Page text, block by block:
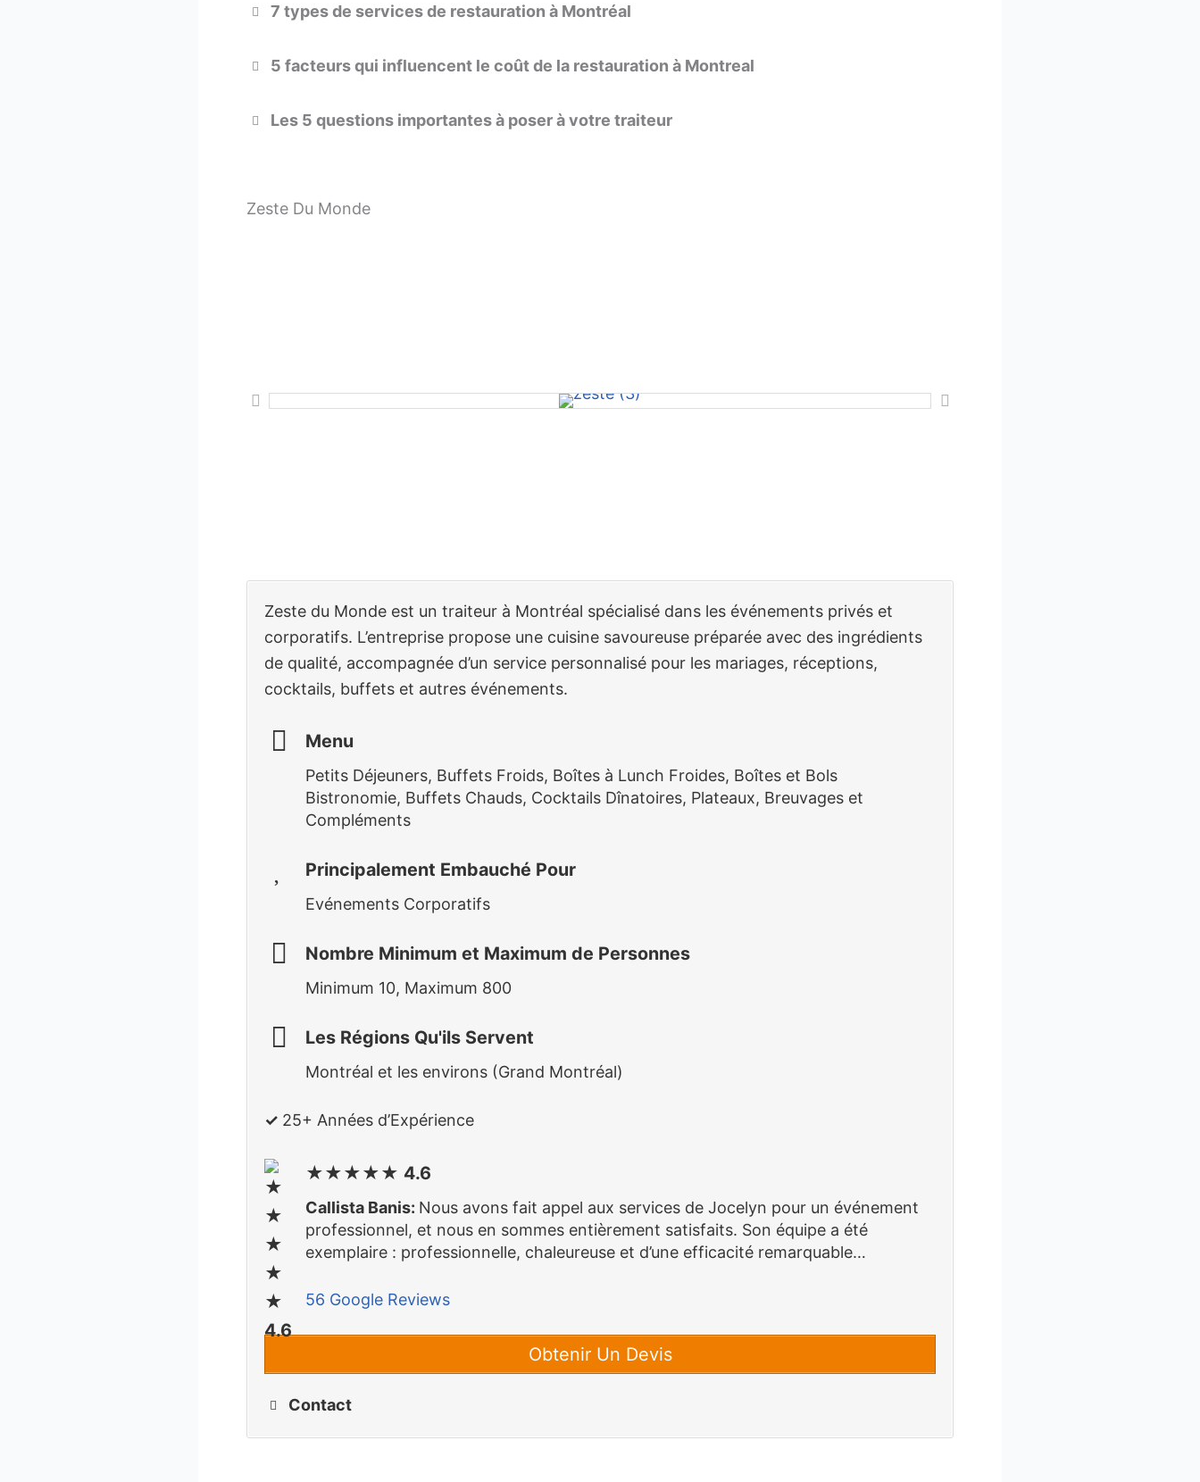
7 types de services de restauration à Montréal
5 facteurs qui influencent le coût de la restauration à Montreal
Les 5 questions importantes à poser à votre traiteur
Zeste Du Monde
Zeste du Monde est un traiteur à Montréal spécialisé dans les événements privés et
corporatifs. L’entreprise propose une cuisine savoureuse préparée avec des ingrédients
de qualité, accompagnée d’un service personnalisé pour les mariages, réceptions,
cocktails, buffets et autres événements.
Menu
Petits Déjeuners, Buffets Froids, Boîtes à Lunch Froides, Boîtes et Bols
Bistronomie, Buffets Chauds, Cocktails Dînatoires, Plateaux, Breuvages et
Compléments
Principalement Embauché Pour
Evénements Corporatifs
Nombre Minimum et Maximum de Personnes
Minimum 10, Maximum 800
Les Régions Qu'ils Servent
Montréal et les environs (Grand Montréal)
✓ 25+ Années d’Expérience
★★★★★ 4.6
Callista Banis: Nous avons fait appel aux services de Jocelyn pour un événement
professionnel, et nous en sommes entièrement satisfaits. Son équipe a été
exemplaire : professionnelle, chaleureuse et d’une efficacité remarquable…
56 Google Reviews
Obtenir Un Devis
Contact